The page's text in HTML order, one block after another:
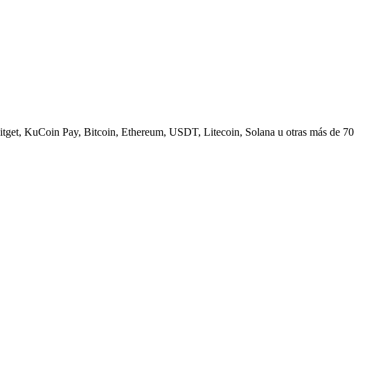
KuCoin Pay, Bitcoin, Ethereum, USDT, Litecoin, Solana u otras más de 70